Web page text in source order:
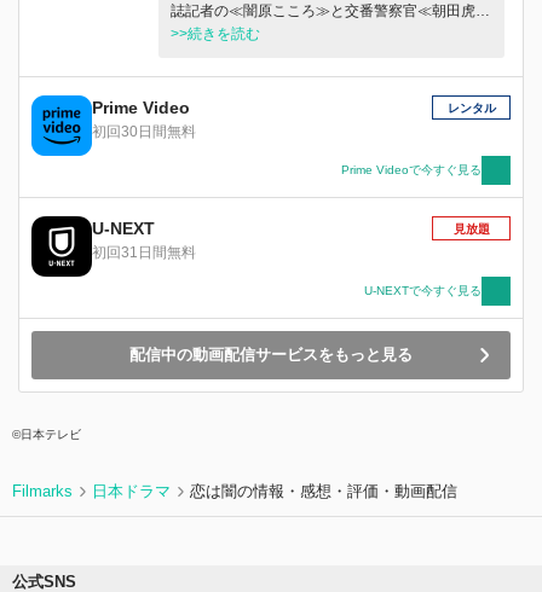
誌記者の≪闇原こころ≫と交番警察官≪朝田虎松
≫は決して誰にも言えない秘密があった。やがて
―。秘密（unknown）を抱えた男女の“究極の
愛”を描く、衝撃のラブサスペンス開幕。
>>続きを読む
Prime Video
初回30日間無料
レンタル
Prime Videoで今すぐ見る
U-NEXT
初回31日間無料
見放題
U-NEXTで今すぐ見る
配信中の動画配信サービスをもっと見る
©︎日本テレビ
Filmarks 日本ドラマ 恋は闇の情報・感想・評価・動画配信
公式SNS